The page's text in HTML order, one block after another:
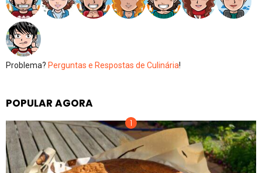
Problema? Perguntas e Respostas de Culinária!
POPULAR AGORA